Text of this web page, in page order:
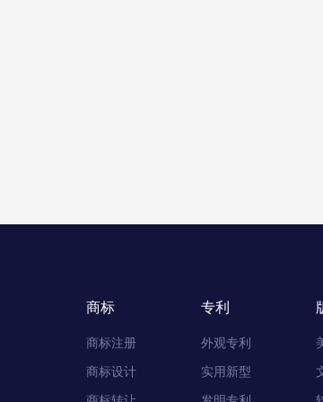
商标
商标注册
商标设计
专利
外观专利
实用新型